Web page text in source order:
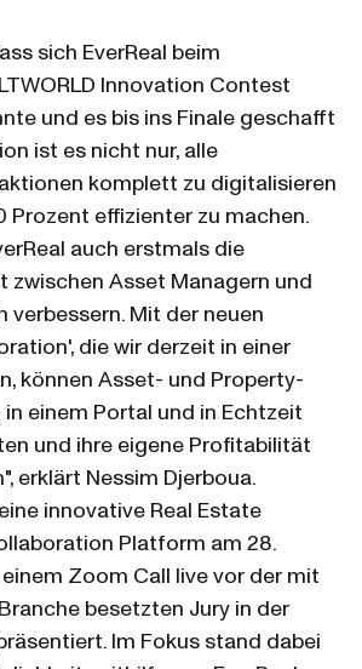
sich EverReal beim
Innovation Contest
und es bis ins Finale geschafft
ist es nicht nur, alle
komplett zu digitalisieren
Prozent effizienter zu machen.
auch erstmals die
zwischen Asset Managern und
verbessern. Mit der neuen
die wir derzeit in einer
können Asset- und Property-
einem Portal und in Echtzeit
und ihre eigene Profitabilität
erklärt Nessim Djerboua.
innovative Real Estate
Platform am 28.
Zoom Call live vor der mit
besetzten Jury in der
Im Fokus stand dabei